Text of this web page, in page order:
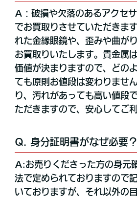
A：破損や欠落のあるアクセ
でお買取りさせていただきま
れた金縁眼鏡や、歪みや曲が
お買取りいたします。貴金属
価値が決まりますので、どの
ても原則お値段は変わりませ
り、汚れがあっても高い値段
ただきますので、安心してご
Q. 身分証明書がなぜ必要？
A:お売りくださった方の身元
法で定められておりますので
いておりますが、それ以外の